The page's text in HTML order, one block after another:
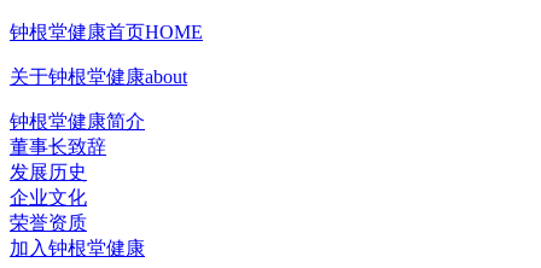
钟根堂健康首页HOME
关于钟根堂健康about
钟根堂健康简介
董事长致辞
发展历史
企业文化
荣誉资质
加入钟根堂健康